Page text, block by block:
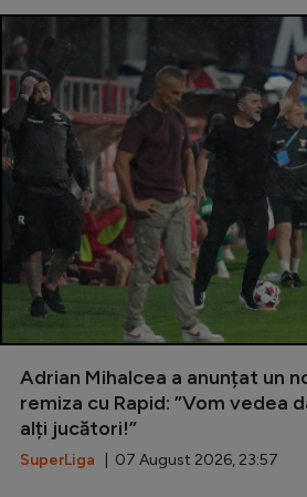
Adrian Mihalcea a anunțat un
remiza cu Rapid: ”Vom vedea
alți jucători!”
SuperLiga | 07 August 2026, 23:57